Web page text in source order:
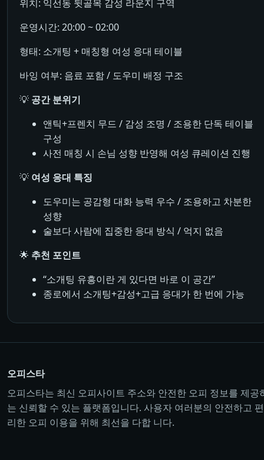
위치: 익선동 뒷골목 감성 라운지 구역
운영시간: 20:00 ~ 02:00
형태: 소개팅 + 매칭형 여성 응대 테이블
바잉 여부: 음료 포함 / 도우미 배정 구조
💡 공간 분위기
앤틱+프렌치 무드 / 감성 조명 / 조용한 단독 테이블
구성
사전 매칭 시 손님 성향 반영해 여성 큐레이션 진행
💡 여성 응대 특징
도우미는 공감형 대화 능력 우수 / 조용하고 차분한
성향
술보다 사람에 집중한 응대 방식 / 억지 없음
🌟 추천 포인트
“소개팅 유흥이란 게 있다면 바로 이 공간”
종로에서 소개팅+감성+고급 응대가 한 번에 가능
오피스타
오피스타는 최신 오피사이트 주소와 안전한 오피 정보를 제공
는 신뢰할 수 있는 플랫폼입니다. 사용자 여러분의 안전하고 편
리한 오피 이용을 위해 최선을 다합 니다.